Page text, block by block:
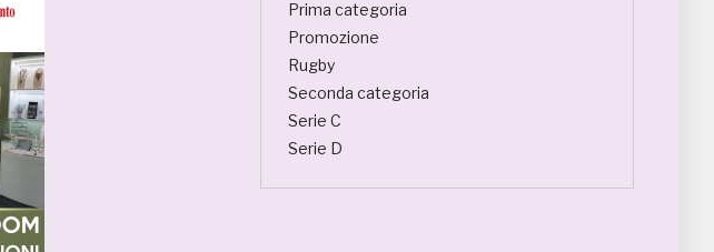
Prima categoria
Promozione
Rugby
Seconda categoria
Serie C
Serie D